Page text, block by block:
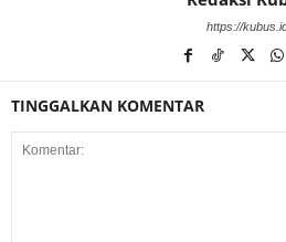
https://
TINGGALKAN KOMENTAR